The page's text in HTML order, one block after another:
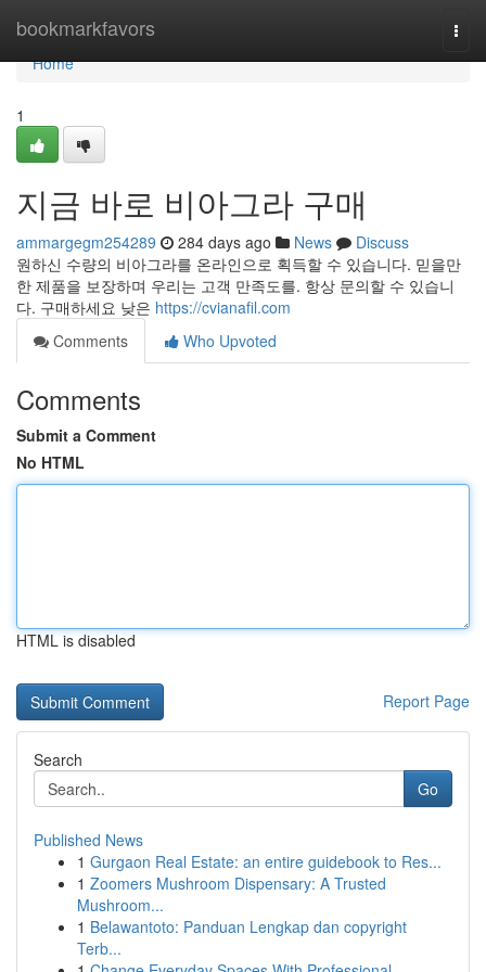
bookmarkfavors
Home
Home
1
지금 바로 비아그라 구매
ammargegm254289 284 days ago News
Discuss
원하신 수량의 비아그라를 온라인으로 획득할 수 있습니다. 믿을만
한 제품을 보장하며 우리는 고객 만족도를. 항상 문의할 수 있습니
다. 구매하세요 낮은 https://cvianafil.com
Comments
Who Upvoted
Comments
Submit a Comment
No HTML
HTML is disabled
Report Page
Search
Go
Published News
1 Gurgaon Real Estate: an entire guidebook to Res...
1 Zoomers Mushroom Dispensary: A Trusted
Mushroom...
1 Belawantoto: Panduan Lengkap dan copyright
Terb...